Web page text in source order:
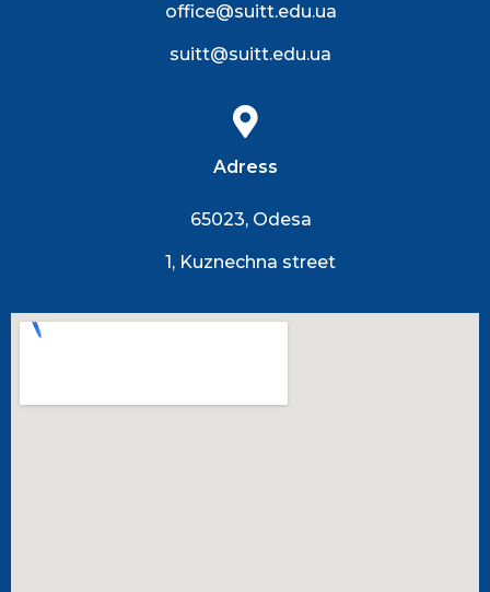
office@suitt.edu.ua
suitt@suitt.edu.ua
Adress
65023, Odesa
1, Kuznechna street